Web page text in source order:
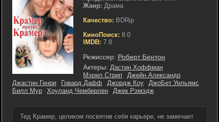
Жанр: Драма
Качество: BDRip
КиноПоиск: 8.0
IMDB: 7.8
Режиссер: Роберт Бентон
Актеры: Дастин Хоффман
Мэрил Стрип
Джейн Александр
Джастин Генри
Говард Дафф Джордж Коу
ДжоБет Уильямс
Билл Мур
Хоуланд Чемберлен Джек Рэмэдж
Тед Крамер, целиком посвятив себя карьере, не замечает